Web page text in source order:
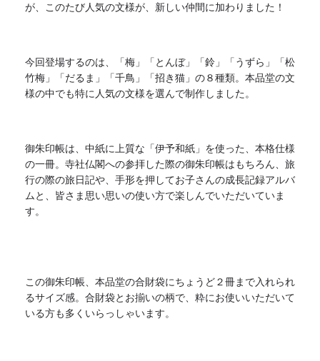
が、 このたび人気の文様が、新しい仲間に加わりました！
今回登場するのは、「梅」「とんぼ」「鈴」「うずら」「松
竹梅」
「だるま」「千鳥」「招き猫」の８種類。 本品堂の文
様の中でも特に人気の文様を選んで制作しました。
御朱印帳は、中紙に上質な「伊予和紙」を使った、 本格仕様
の一冊。寺社仏閣への参拝した際の御朱印帳はもちろん、 旅
行の際の旅日記や、 手形を押してお子さんの成長記録アルバ
ムと、 皆さま思い思いの使い方で楽しんでいただいていま
す。
この御朱印帳、 本品堂の合財袋にちょうど２冊まで入れられ
るサイズ感。 合財袋とお揃いの柄で、 粋にお使いいただいて
いる方も多くいらっしゃいます。